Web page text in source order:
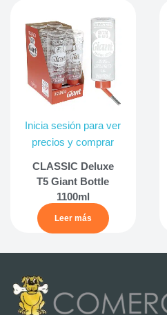
Inicia sesión para ver
precios y comprar
CLASSIC Deluxe
T5 Giant Bottle
1100ml
Leer más